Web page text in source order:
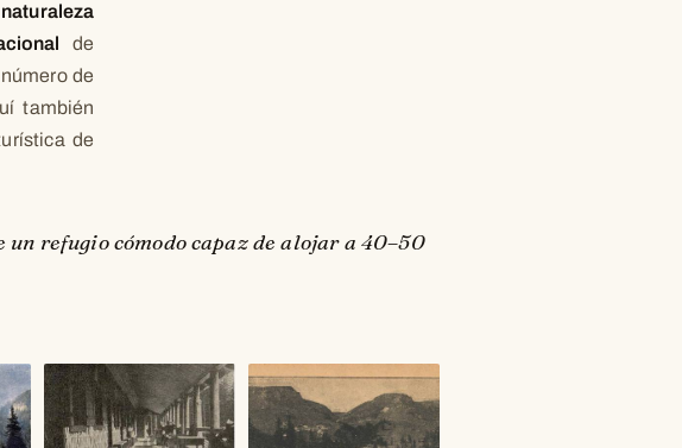
de
de
también
de
refugio cómodo capaz de alojar a 40–50